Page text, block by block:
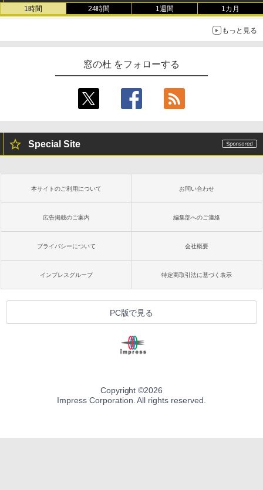
1時間 24時間 1週間 1カ月
もっと見る
窓の杜 をフォローする
Special Site
本サイトのご利用について お問い合わせ
広告掲載のご案内 編集部へのご連絡
プライバシーについて 会社概要
インプレスグループ 特定商取引法に基づく表示
PC版で見る
Copyright ©2026
Impress Corporation. All rights reserved.